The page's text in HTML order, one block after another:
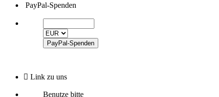
PayPal-Spenden
Link zu uns
Benutze bitte